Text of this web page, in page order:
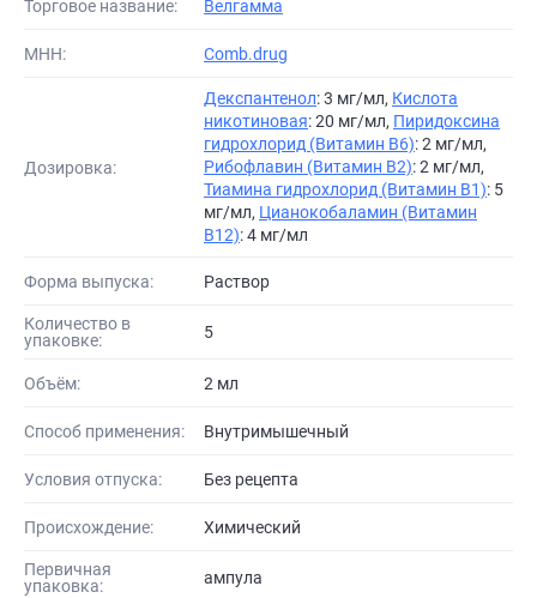
Торговое название: Велгамма
МНН: Comb.drug
Дозировка:
Декспантенол: 3 мг/мл, Кислота
никотиновая: 20 мг/мл, Пиридоксина
гидрохлорид (Витамин B6): 2 мг/мл,
Рибофлавин (Витамин B2): 2 мг/мл,
Тиамина гидрохлорид (Витамин B1): 5
мг/мл, Цианокобаламин (Витамин
B12): 4 мг/мл
Форма выпуска: Раствор
Количество в
упаковке:
5
Объём: 2 мл
Способ применения: Внутримышечный
Условия отпуска: Без рецепта
Происхождение: Химический
Первичная
упаковка:
ампула